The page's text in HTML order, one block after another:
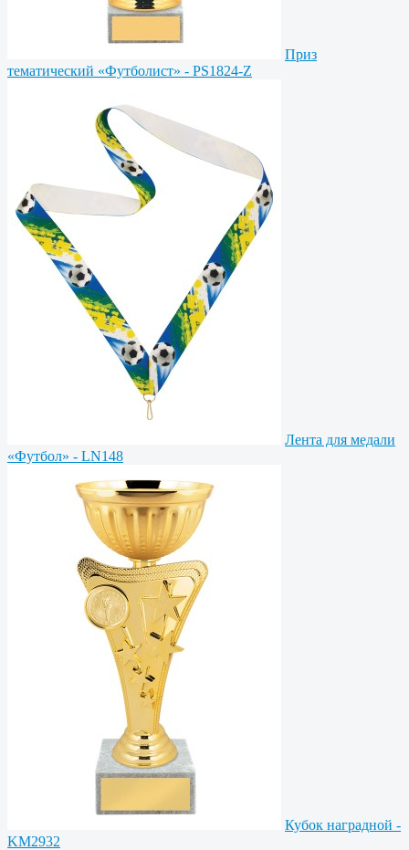
Приз
тематический «Футболист» - PS1824-Z
Лента для медали
«Футбол» - LN148
Кубок наградной -
KM2932